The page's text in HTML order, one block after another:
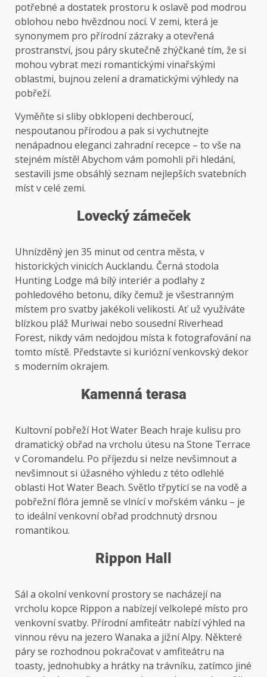
potřebné a dostatek prostoru k oslavě pod modrou
oblohou nebo hvězdnou nocí. V zemi, která je
synonymem pro přírodní zázraky a otevřená
prostranství, jsou páry skutečně zhýčkané tím, že si
mohou vybrat mezi romantickými vinařskými
oblastmi, bujnou zelení a dramatickými výhledy na
pobřeží.
Vyměňte si sliby obklopeni dechberoucí,
nespoutanou přírodou a pak si vychutnejte
nenápadnou eleganci zahradní recepce – to vše na
stejném místě! Abychom vám pomohli při hledání,
sestavili jsme obsáhlý seznam nejlepších svatebních
míst v celé zemi.
Lovecký zámeček
Uhnízděný jen 35 minut od centra města, v
historických vinicích Aucklandu. Černá stodola
Hunting Lodge má bílý interiér a podlahy z
pohledového betonu, díky čemuž je všestranným
místem pro svatby jakékoli velikosti. Ať už využíváte
blízkou pláž Muriwai nebo sousední Riverhead
Forest, nikdy vám nedojdou místa k fotografování na
tomto místě. Představte si kuriózní venkovský dekor
s moderním okrajem.
Kamenná terasa
Kultovní pobřeží Hot Water Beach hraje kulisu pro
dramatický obřad na vrcholu útesu na Stone Terrace
v Coromandelu. Po příjezdu si nelze nevšimnout a
nevšimnout si úžasného výhledu z této odlehlé
oblasti Hot Water Beach. Světlo třpytící se na vodě a
pobřežní flóra jemně se vlnící v mořském vánku – je
to ideální venkovní obřad prodchnutý drsnou
romantikou.
Rippon Hall
Sál a okolní venkovní prostory se nacházejí na
vrcholu kopce Rippon a nabízejí velkolepé místo pro
venkovní svatby. Přírodní amfiteátr nabízí výhled na
vinnou révu na jezero Wanaka a jižní Alpy. Některé
páry se rozhodnou pokračovat v amfiteátru na
toasty, jednohubky a hrátky na trávníku, zatímco jiné